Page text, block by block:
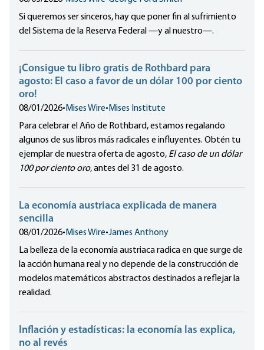
Si queremos ser sinceros, hay que poner fin al sufrimiento
del Sistema de la Reserva Federal —y al nuestro—.
¡Consigue tu libro gratis de Rothbard para
agosto: El caso a favor de un dólar 100 por ciento
oro!
08/01/2026• Mises Wire• Mises Institute
Para celebrar el Año de Rothbard, estamos regalando
algunos de sus libros más radicales e influyentes. Obtén tu
ejemplar de nuestra oferta de agosto, El caso de un dólar
100 por ciento oro, antes del 31 de agosto.
La economía austriaca explicada de manera
sencilla
08/01/2026• Mises Wire•James Anthony
La belleza de la economía austriaca radica en que surge de
la acción humana real y no depende de la construcción de
modelos matemáticos abstractos destinados a reflejar la
realidad.
Inflación y estadísticas: la economía las explica,
no al revés